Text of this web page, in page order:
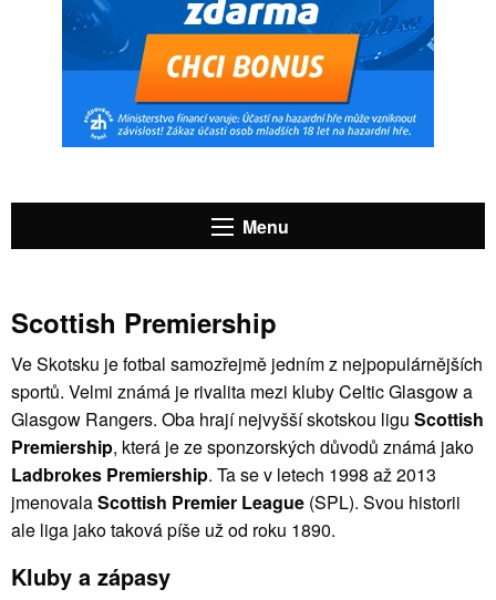
Menu
Scottish Premiership
Ve Skotsku je fotbal samozřejmě jedním z nejpopulárnějších
sportů. Velmi známá je rivalita mezi kluby Celtic Glasgow a
Glasgow Rangers. Oba hrají nejvyšší skotskou ligu Scottish
Premiership, která je ze sponzorských důvodů známá jako
Ladbrokes Premiership. Ta se v letech 1998 až 2013
jmenovalaScottish Premier League (SPL). Svou historii
ale liga jako taková píše už od roku 1890.
Kluby a zápasy